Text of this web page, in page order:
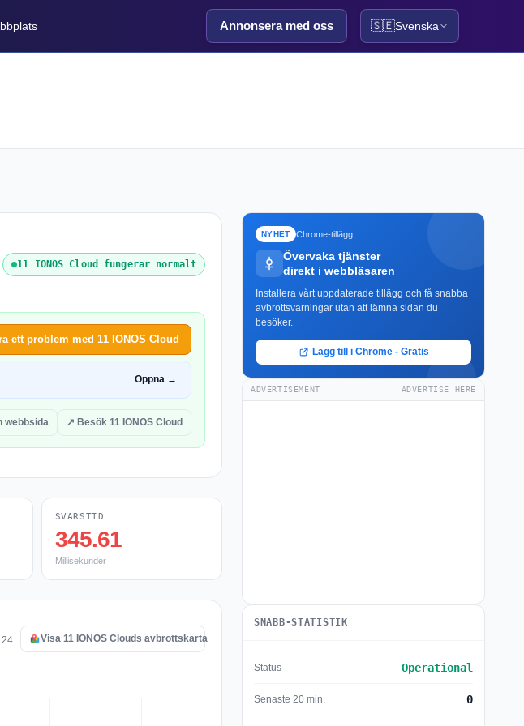
Annonsera med oss 🇸🇪Svenska
11 IONOS Cloud fungerar normalt
ett problem med 11 IONOS Cloud
Öppna →
webbsida ↗ Besök 11 IONOS Cloud
SVARSTID
345.61
Millisekunder
24
Visa 11 IONOS Clouds avbrottskarta
NYHET Chrome-tillägg
Övervaka tjänster
direkt i webbläsaren
Installera vårt uppdaterade tillägg och få snabba
avbrottsvarningar utan att lämna sidan du
besöker.
Lägg till i Chrome - Gratis
ADVERTISEMENT ADVERTISE HERE
SNABB-STATISTIK
Status Operational
Senaste 20 min. 0